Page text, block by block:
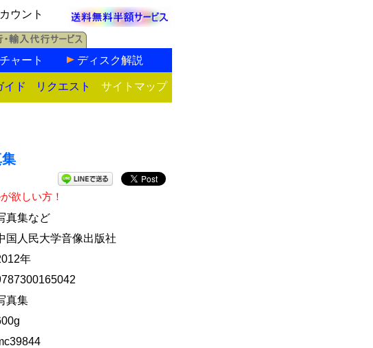
ウント
ャート ディスク解説
イド リクエスト サイトマップ
欲しい方！
真集など
国人民大学音像出版社
年
真集